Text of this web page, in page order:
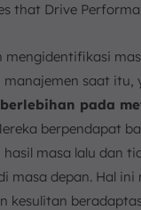
that Drive
mengidentifikasi
saat itu,
pada
berpendapat
masa lalu dan
masa depan. Hal ini
kesulitan